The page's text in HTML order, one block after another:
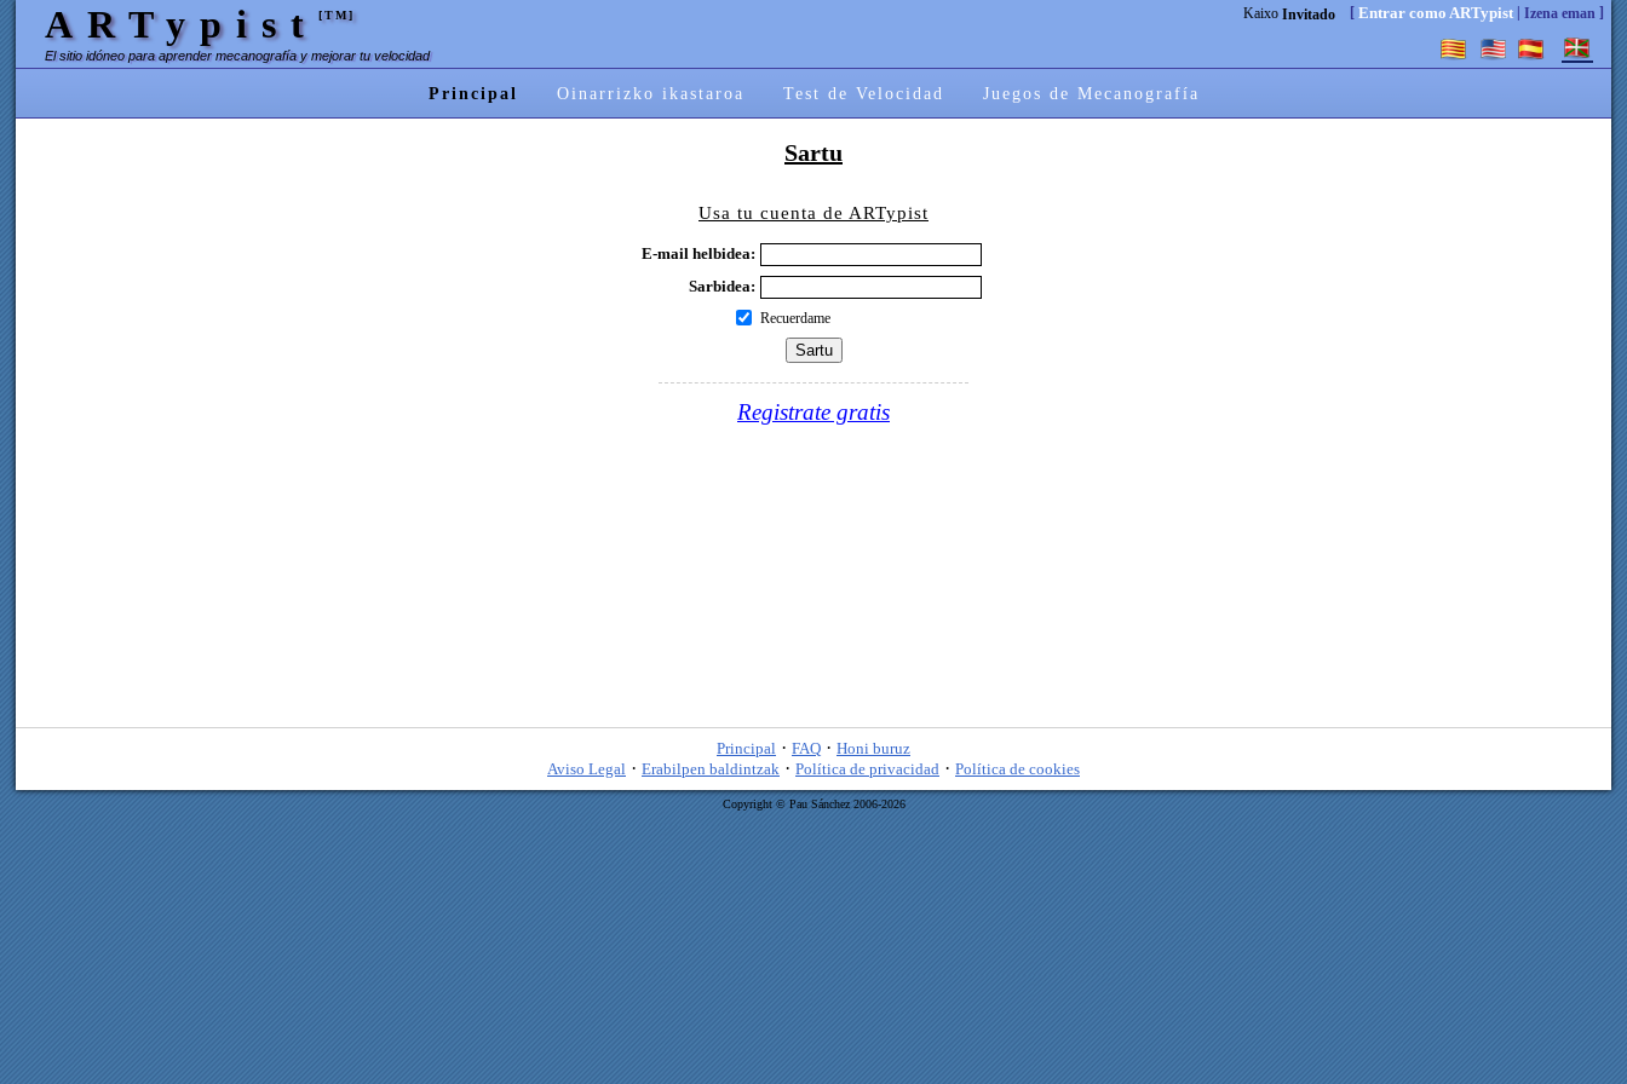
ARTypist[TM]
El sitio idóneo para aprender mecanografía y mejorar tu velocidad
Kaixo Invitado [ Entrar como ARTypist| Izena eman ]
Principal Oinarrizko ikastaroa Test de Velocidad Juegos de Mecanografía
Sartu
Usa tu cuenta de ARTypist
E-mail helbidea:
Sarbidea:
Recuerdame
Registrate gratis
Principal · FAQ · Honi buruz
Aviso Legal · Erabilpen baldintzak · Política de privacidad · Política de cookies
Copyright © Pau Sánchez 2006-2026